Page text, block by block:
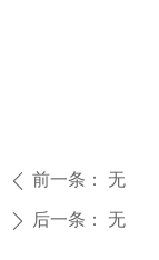
ꄴ 前一条： 无
ꄲ 后一条： 无